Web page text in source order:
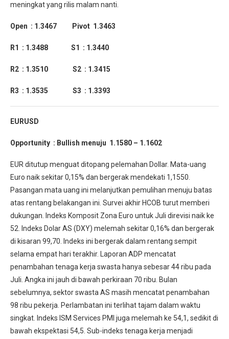
meningkat yang rilis malam nanti.
Open : 1.3467 Pivot 1.3463
R1 : 1.3488 S1 : 1.3440
R2 : 1.3510 S2 : 1.3415
R3 : 1.3535 S3 : 1.3393
EURUSD
Opportunity : Bullish menuju 1.1580 – 1.1602
EUR ditutup menguat ditopang pelemahan Dollar. Mata-uang
Euro naik sekitar 0,15% dan bergerak mendekati 1,1550.
Pasangan mata uang ini melanjutkan pemulihan menuju batas
atas rentang belakangan ini. Survei akhir HCOB turut memberi
dukungan. Indeks Komposit Zona Euro untuk Juli direvisi naik ke
52. Indeks Dolar AS (DXY) melemah sekitar 0,16% dan bergerak
di kisaran 99,70. Indeks ini bergerak dalam rentang sempit
selama empat hari terakhir. Laporan ADP mencatat
penambahan tenaga kerja swasta hanya sebesar 44 ribu pada
Juli. Angka ini jauh di bawah perkiraan 70 ribu. Bulan
sebelumnya, sektor swasta AS masih mencatat penambahan
98 ribu pekerja. Perlambatan ini terlihat tajam dalam waktu
singkat. Indeks ISM Services PMI juga melemah ke 54,1, sedikit di
bawah ekspektasi 54,5. Sub-indeks tenaga kerja menjadi